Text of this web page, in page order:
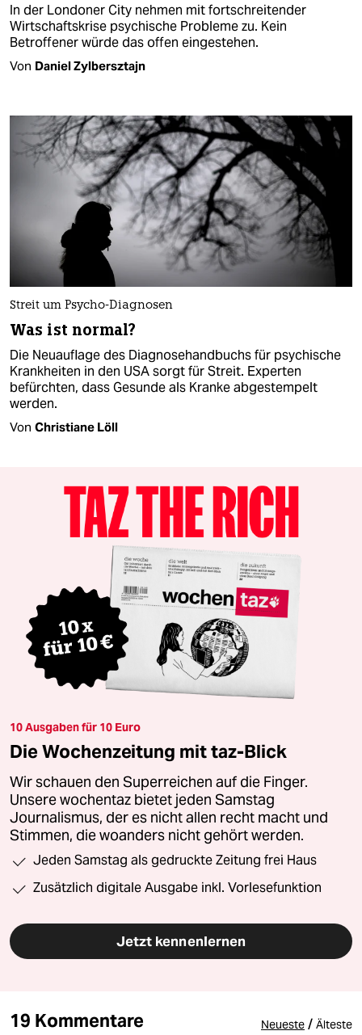
In der Londoner City nehmen mit fortschreitender
Wirtschaftskrise psychische Probleme zu. Kein
Betroffener würde das offen eingestehen.
Von Daniel Zylbersztajn
Streit um Psycho-Diagnosen
Was ist normal?
Die Neuauflage des Diagnosehandbuchs für psychische
Krankheiten in den USA sorgt für Streit. Experten
befürchten, dass Gesunde als Kranke abgestempelt
werden.
Von Christiane Löll
10 Ausgaben für 10 Euro
Die Wochenzeitung mit taz-Blick
Wir schauen den Superreichen auf die Finger.
Unsere wochentaz bietet jeden Samstag
Journalismus, der es nicht allen recht macht und
Stimmen, die woanders nicht gehört werden.
Jeden Samstag als gedruckte Zeitung frei Haus
Zusätzlich digitale Ausgabe inkl. Vorlesefunktion
Jetzt kennenlernen
19 Kommentare Neueste / Älteste